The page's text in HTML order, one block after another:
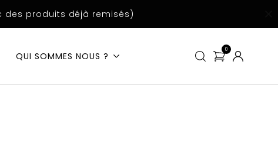
des produits déjà remisés)
QUI SOMMES NOUS ?
0